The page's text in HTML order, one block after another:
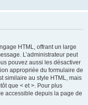
HTML, offrant un large
L’administrateur peut
pouvez aussi les désactiver
appropriée du formulaire de
similaire au style HTML, mais
que < et >. Pour plus
accessible depuis la page de